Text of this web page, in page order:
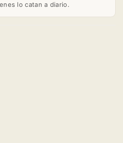
lo catan a diario.